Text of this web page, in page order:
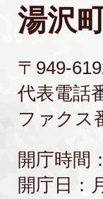
湯沢
〒949-
代表電話
ファクス
開庁時間
開庁日：